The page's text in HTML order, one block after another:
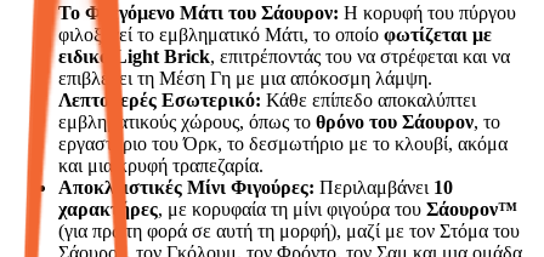
Το Φλεγόμενο Μάτι του Σάουρον: Η κορυφή του πύργου
φιλοξενεί το εμβληματικό Μάτι, το οποίο φωτίζεται με
ειδικό Light Brick, επιτρέποντάς του να στρέφεται και να
επιβλέπει τη Μέση Γη με μια απόκοσμη λάμψη.
Λεπτομερές Εσωτερικό: Κάθε επίπεδο αποκαλύπτει
εμβληματικούς χώρους, όπως το θρόνο του Σάουρον, το
εργαστήριο του Όρκ, το δεσμωτήριο με το κλουβί, ακόμα
και μια κρυφή τραπεζαρία.
Αποκλειστικές Μίνι Φιγούρες: Περιλαμβάνει 10
χαρακτήρες, με κορυφαία τη μίνι φιγούρα του Σάουρον™
(για πρώτη φορά σε αυτή τη μορφή), μαζί με τον Στόμα του
Σάουρον, τον Γκόλουμ, τον Φρόντο, τον Σαμ και μια ομάδα